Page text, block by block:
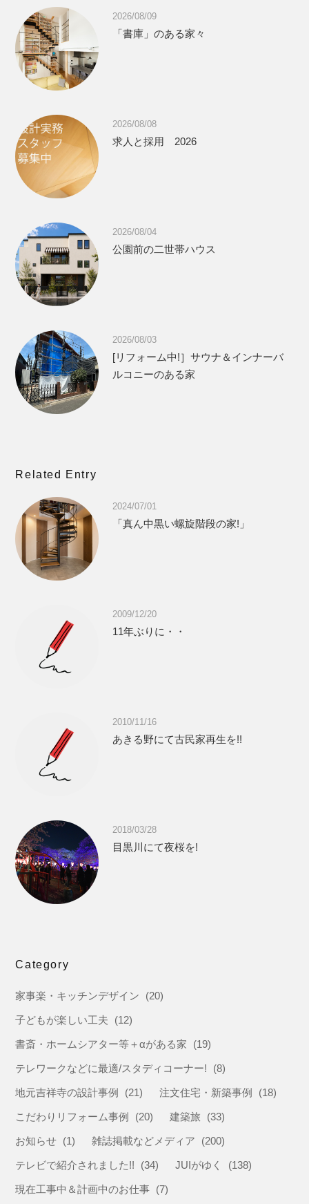
2026/08/09
「書庫」のある家々
2026/08/08
求人と採用 2026
2026/08/04
公園前の二世帯ハウス
2026/08/03
[リフォーム中!］サウナ＆インナーバ
ルコニーのある家
Related Entry
2024/07/01
「真ん中黒い螺旋階段の家!」
2009/12/20
11年ぶりに・・
2010/11/16
あきる野にて古民家再生を!!
2018/03/28
目黒川にて夜桜を!
Category
家事楽・キッチンデザイン (20)
子どもが楽しい工夫 (12)
書斎・ホームシアター等＋αがある家 (19)
テレワークなどに最適/スタディコーナー! (8)
地元吉祥寺の設計事例 (21) 注文住宅・新築事例 (18)
こだわりリフォーム事例 (20) 建築旅 (33)
お知らせ (1) 雑誌掲載などメディア (200)
テレビで紹介されました!! (34) JUIがゆく (138)
現在工事中＆計画中のお仕事 (7)